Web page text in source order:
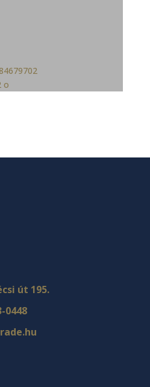
út 195.
0448